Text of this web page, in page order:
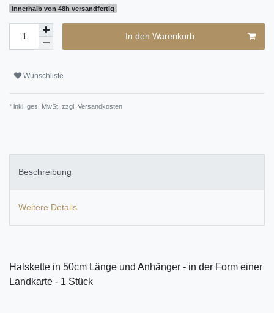
Innerhalb von 48h versandfertig
In den Warenkorb
Wunschliste
* inkl. ges. MwSt. zzgl. Versandkosten
Beschreibung
Weitere Details
Halskette in 50cm Länge und Anhänger - in der Form einer
Landkarte - 1 Stück